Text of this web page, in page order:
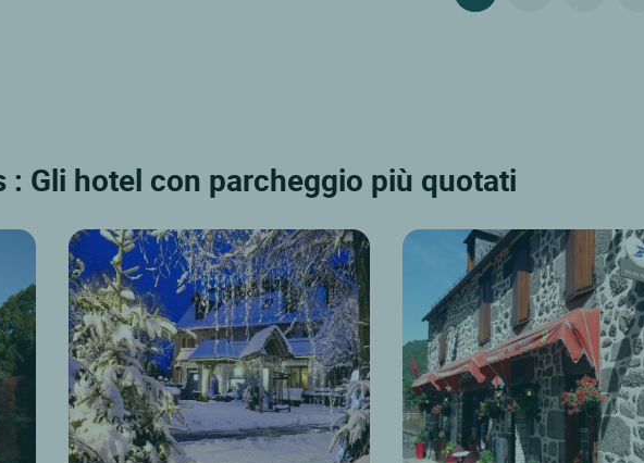
: Gli hotel con parcheggio più quotati